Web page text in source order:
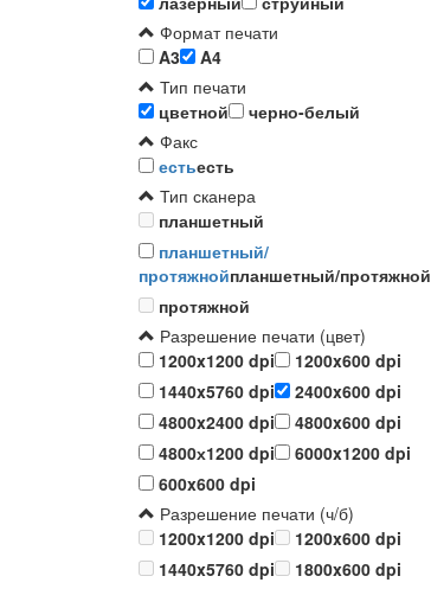
Формат печати
A3
A4
Тип печати
цветной
черно-белый
Факс
естьесть
Тип сканера
планшетный
планшетный/
протяжнойпланшетный/протяжной
протяжной
Разрешение печати (цвет)
1200x1200 dpi
1200x600 dpi
1440x5760 dpi
2400x600 dpi
4800x2400 dpi
4800x600 dpi
4800х1200 dpi
6000x1200 dpi
600x600 dpi
Разрешение печати (ч/б)
1200x1200 dpi
1200x600 dpi
1440x5760 dpi
1800x600 dpi